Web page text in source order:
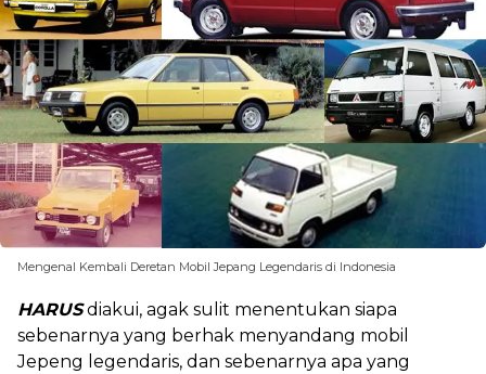
Mengenal Kembali Deretan Mobil Jepang Legendaris di Indonesia
HARUSdiakui, agak sulit menentukan siapa
sebenarnya yang berhak menyandang mobil
Jepeng legendaris, dan sebenarnya apa yang